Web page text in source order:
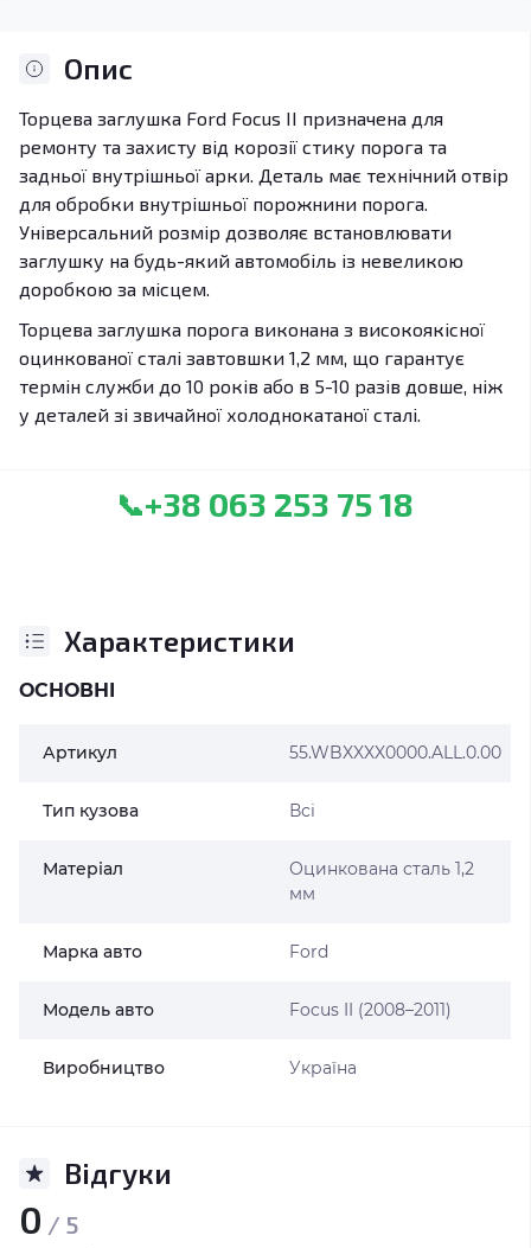
Опис
Торцева заглушка Ford Focus II призначена для
ремонту та захисту від корозії стику порога та
задньої внутрішньої арки. Деталь має технічний отвір
для обробки внутрішньої порожнини порога.
Універсальний розмір дозволяє встановлювати
заглушку на будь-який автомобіль із невеликою
доробкою за місцем.
Торцева заглушка порога виконана з високоякісної
оцинкованої сталі завтовшки 1,2 мм, що гарантує
термін служби до 10 років або в 5-10 разів довше, ніж
у деталей зі звичайної холоднокатаної сталі.
📞+38 063 253 75 18
Характеристики
ОСНОВНІ
Артикул 55.WBXXXX0000.ALL.0.00
Тип кузова Всі
Матеріал
Оцинкована сталь 1,2
мм
Марка авто Ford
Модель авто Focus II (2008–2011)
Виробництво Україна
Відгуки
0 / 5